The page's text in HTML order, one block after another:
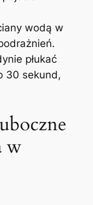
wodą ⁤w
‍płukać
30 ‌sekund,
w